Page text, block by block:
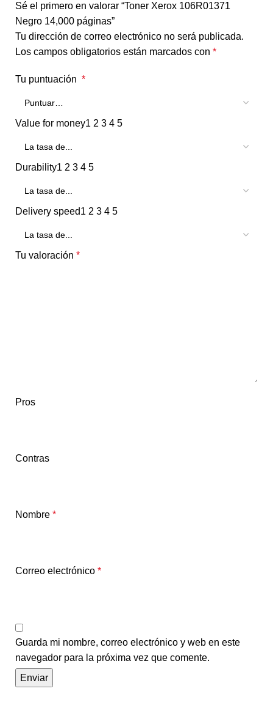
Sé el primero en valorar “Toner Xerox 106R01371
Negro 14,000 páginas”
Tu dirección de correo electrónico no será publicada.
Los campos obligatorios están marcados con *
Tu puntuación *
Value for money1 2 3 4 5
Durability1 2 3 4 5
Delivery speed1 2 3 4 5
Tu valoración *
Pros
Contras
Nombre *
Correo electrónico *
Guarda mi nombre, correo electrónico y web en este
navegador para la próxima vez que comente.